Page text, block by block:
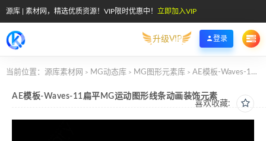
源库 | 素材网，精选优质资源！VIP限时优惠中！ 立即加入VIP
升级VIP 登录
当前位置： 源库素材网 > MG动态库 > MG图形元素库 > AE模板-Waves-11扁平MG运动图形线条动画装饰元素
喜欢收藏:
AE模板-Waves-11扁平MG运动图形线条动画装饰元素